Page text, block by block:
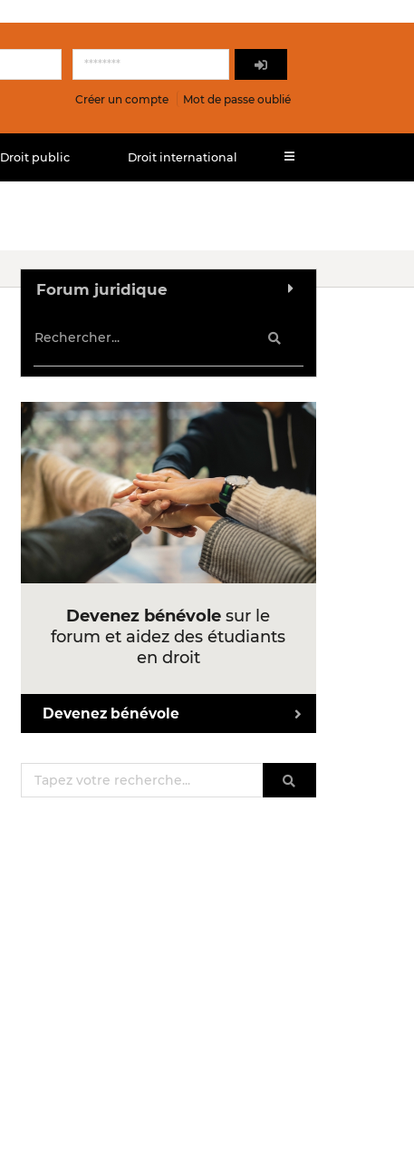
Créer un compte Mot de passe oublié
Droit public Droit international
Forum juridique
Devenez bénévole sur le
forum et aidez des étudiants
en droit
Devenez bénévole